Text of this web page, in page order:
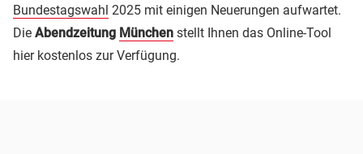
Bundestagswahl 2025 mit einigen Neuerungen aufwartet.
Die Abendzeitung München stellt Ihnen das Online-Tool
hier kostenlos zur Verfügung.